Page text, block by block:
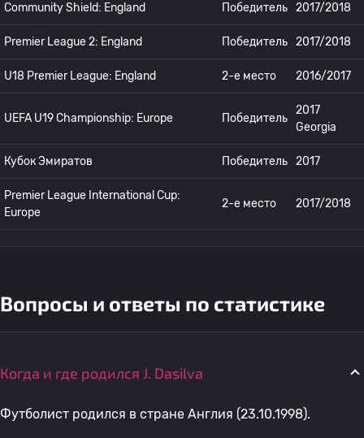
Community Shield: England Победитель 2017/2018
Premier League 2: England Победитель 2017/2018
U18 Premier League: England 2-е место 2016/2017
UEFA U19 Championship: Europe Победитель
2017
Georgia
Кубок Эмиратов Победитель 2017
Premier League International Cup:
Europe
2-е место 2017/2018
Вопросы и ответы по статистике
Когда и где родился J. Dasilva
Футболист родился в стране Англия (23.10.1998).